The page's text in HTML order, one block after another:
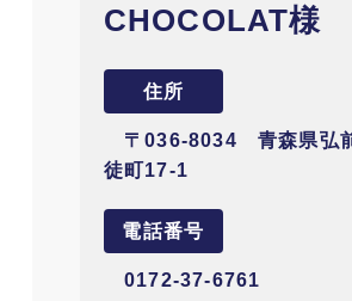
CHOCOLAT様
住所
〒036-8034 青森県弘
徒町17-1
電話番号
0172-37-6761